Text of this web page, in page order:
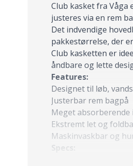
Club kasket fra
justeres via en rem
Det indvendige
pakkestørrelse, der
Club kasketten er
åndbare og lette
Features:
Designet til løb,
Justerbar rem bagpå
Meget absorberende
Ekstremt let og
Maskinvaskbar og
Specs: